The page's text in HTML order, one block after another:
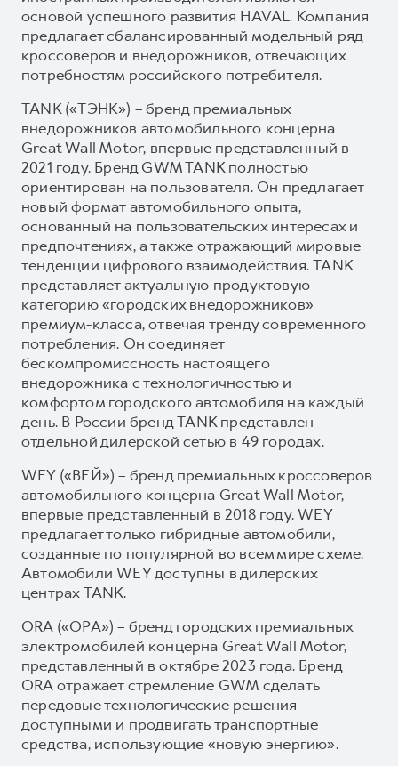
основой успешного развития HAVAL. Компания
предлагает сбалансированный модельный ряд
кроссоверов и внедорожников, отвечающих
потребностям российского потребителя.
TANK («ТЭНК») – бренд премиальных
внедорожников автомобильного концерна
Great Wall Motor, впервые представленный в
2021 году. Бренд GWM TANK полностью
ориентирован на пользователя. Он предлагает
новый формат автомобильного опыта,
основанный на пользовательских интересах и
предпочтениях, а также отражающий мировые
тенденции цифрового взаимодействия. TANK
представляет актуальную продуктовую
категорию «городских внедорожников»
премиум-класса, отвечая тренду современного
потребления. Он соединяет
бескомпромиссность настоящего
внедорожника с технологичностью и
комфортом городского автомобиля на каждый
день. В России бренд TANK представлен
отдельной дилерской сетью в 49 городах.
WEY («ВЕЙ») – бренд премиальных кроссоверов
автомобильного концерна Great Wall Motor,
впервые представленный в 2018 году. WEY
предлагает только гибридные автомобили,
созданные по популярной во всем мире схеме.
Автомобили WEY доступны в дилерских
центрах TANK.
ORA («ОРА») – бренд городских премиальных
электромобилей концерна Great Wall Motor,
представленный в октябре 2023 года. Бренд
ORA отражает стремление GWM сделать
передовые технологические решения
доступными и продвигать транспортные
средства, использующие «новую энергию».